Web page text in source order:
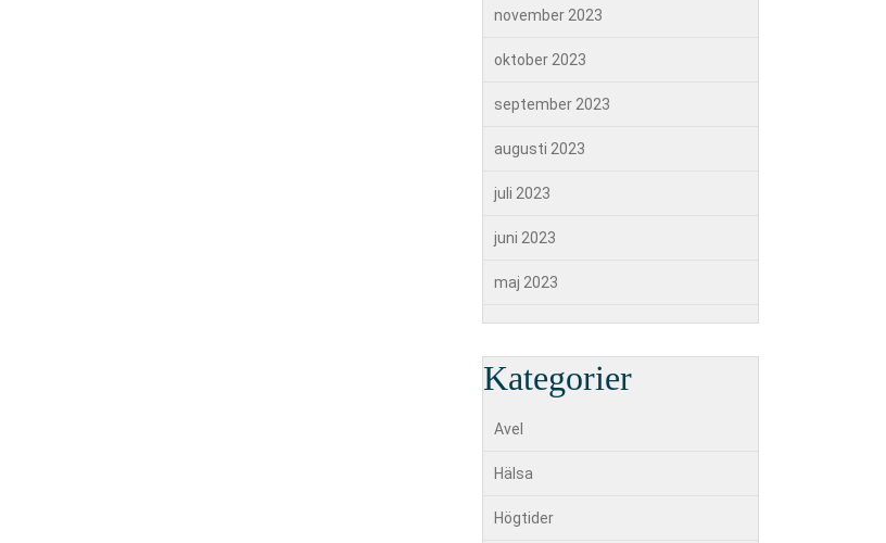
november 2023
oktober 2023
september 2023
augusti 2023
juli 2023
juni 2023
maj 2023
Kategorier
Avel
Hälsa
Högtider